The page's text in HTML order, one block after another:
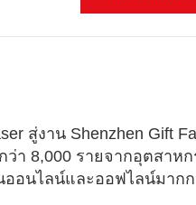
สู่งาน Shenzhen Gift
า 8,000 รายจากอุตสา
ออนไลน์และออฟไลน์มากก